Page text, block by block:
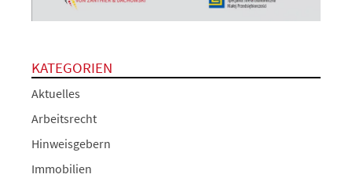
KATEGORIEN
Aktuelles
Arbeitsrecht
Hinweisgebern
Immobilien